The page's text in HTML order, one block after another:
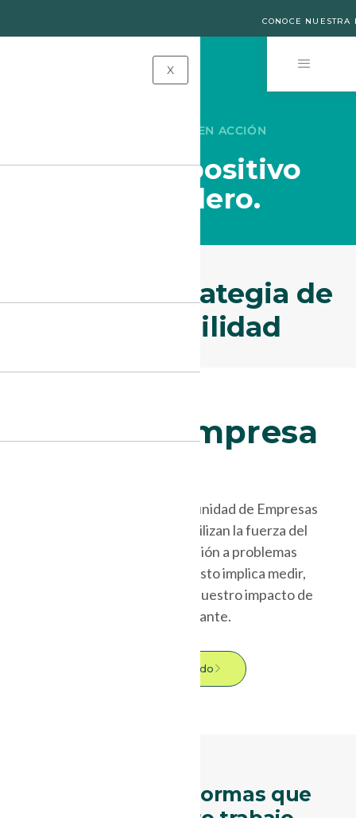
CONOCE
X
SOSTENIBILIDAD EN ACCIÓN
Impacto positivo
y duradero.​
Nuestra Estrategia de
Sostenibilidad
Somos Empresa
Unibag es parte de la comunidad de Empresas
B: organizaciones que utilizan la fuerza del
mercado para dar solución a problemas
sociales y ambientales. Esto implica medir,
mejorar y transparentar nuestro impacto de
forma constante.
Ver certificado
Certificaciones y normas que